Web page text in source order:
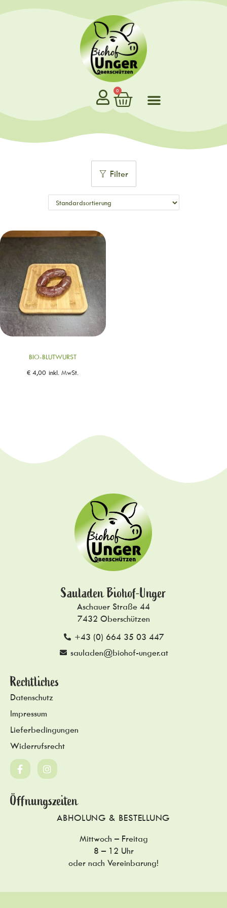
0
Filter
BIO-BLUTWURST
€ 4,00 inkl. MwSt.
Sauladen Biohof-Unger
Aschauer Straße 44
7432 Oberschützen
+43 (0) 664 35 03 447
sauladen@biohof-unger.at
Rechtliches
Datenschutz
Impressum
Lieferbedingungen
Widerrufsrecht
Öffnungszeiten
ABHOLUNG & BESTELLUNG
Mittwoch – Freitag
8 – 12 Uhr
oder nach Vereinbarung!